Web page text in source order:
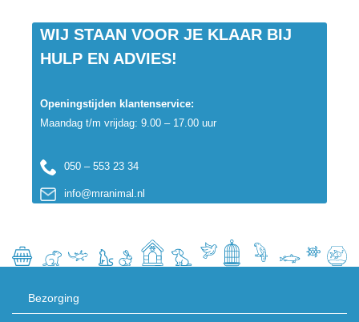
WIJ STAAN VOOR JE KLAAR BIJ
HULP EN ADVIES!
Openingstijden klantenservice:
Maandag t/m vrijdag: 9.00 – 17.00 uur
050 – 553 23 34
info@mranimal.nl
Bezorging